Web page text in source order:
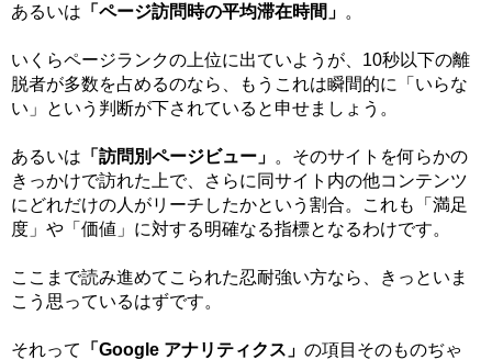
あるいは 「ページ訪問時の平均滞在時間」 。
いくらページランクの上位に出ていようが、10秒以下の離
脱者が多数を占めるのなら、もうこれは瞬間的に「いらな
い」という判断が下されていると申せましょう。
あるいは 「訪問別ページビュー」 。そのサイトを何らかの
きっかけで訪れた上で、さらに同サイト内の他コンテンツ
にどれだけの人がリーチしたかという割合。これも「満足
度」や「価値」に対する明確なる指標となるわけです。
ここまで読み進めてこられた忍耐強い方なら、きっといま
こう思っているはずです。
それって 「Google アナリティクス」 の項目そのものぢゃ